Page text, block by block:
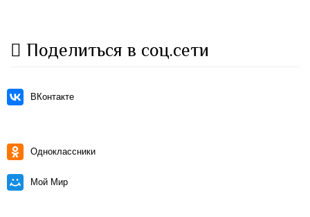
Поделиться в соц.сети
ВКонтакте
Одноклассники
Мой Мир